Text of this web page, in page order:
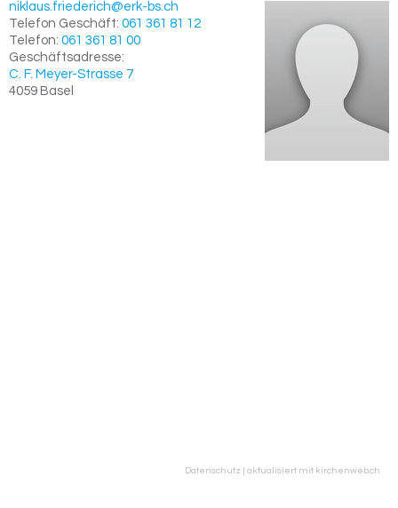
niklaus.friederich@erk-bs.ch
Telefon Geschäft: 061 361 81 12
Telefon: 061 361 81 00
Geschäftsadresse:
C. F. Meyer-Strasse 7
4059 Basel
Datenschutz | aktualisiert mit kirchenweb.ch